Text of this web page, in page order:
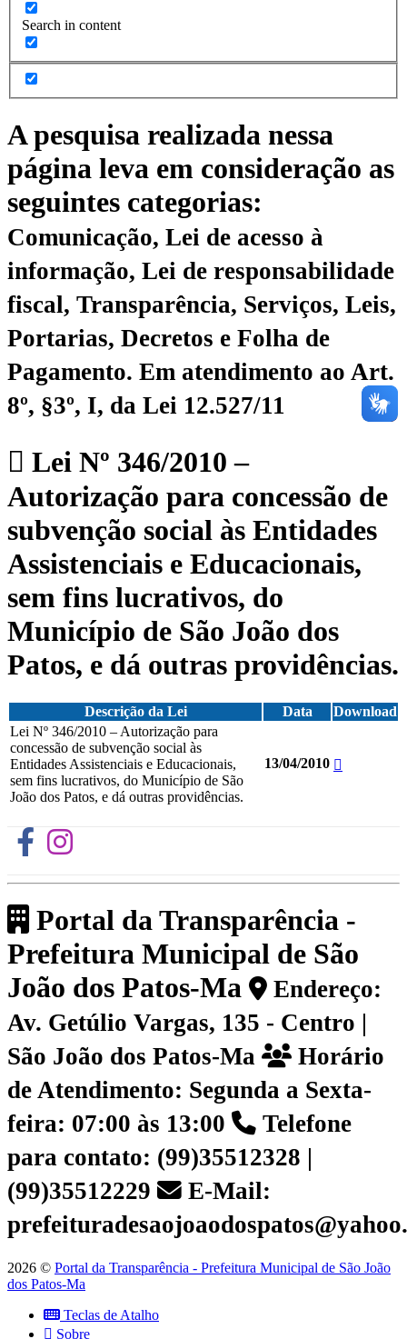
Search in content
A pesquisa realizada nessa
página leva em consideração as
seguintes categorias:
Comunicação, Lei de acesso à
informação, Lei de responsabilidade
fiscal, Transparência, Serviços, Leis,
Portarias, Decretos e Folha de
Pagamento. Em atendimento ao Art.
8º, §3º, I, da Lei 12.527/11
Lei Nº 346/2010 –
Autorização para concessão de
subvenção social às Entidades
Assistenciais e Educacionais,
sem fins lucrativos, do
Município de São João dos
Patos, e dá outras providências.
Descrição da Lei Data
Download
Lei Nº 346/2010 – Autorização para
concessão de subvenção social às
Entidades Assistenciais e Educacionais,
sem fins lucrativos, do Município de São
João dos Patos, e dá outras providências.
13/04/2010
Portal da Transparência -
Prefeitura Municipal de São
João dos Patos-Ma
Endereço:
Av. Getúlio Vargas, 135 - Centro |
São João dos Patos-Ma
Horário
de Atendimento: Segunda a Sexta-
feira: 07:00 às 13:00
Telefone
para contato: (99)35512328 |
(99)35512229
E-Mail:
2026 © Portal da Transparência - Prefeitura Municipal de São João
dos Patos-Ma
Teclas de Atalho
Sobre